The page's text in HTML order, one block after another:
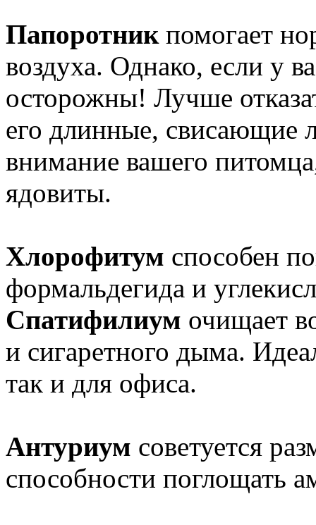
Папоротникпомогает
воздуха. Однако, если у
осторожны! Лучше
его длинные, свисающие
внимание вашего
ядовиты.
Хлорофитум способен
формальдегида и
Спатифилиум очищает
и сигаретного дыма.
так и для офиса.
Антуриум советуется
способности поглощать